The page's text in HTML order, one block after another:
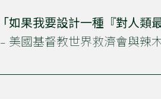
「如果我要設計一種『對人類
﹣美國基督教世界救濟會與辣